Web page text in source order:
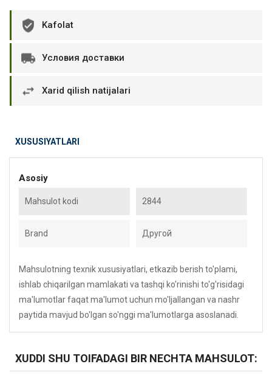
Kafolat
Условия доставки
Xarid qilish natijalari
XUSUSIYATLARI
Asosiy
Mahsulot kodi 2844
Brand Другой
Mahsulotning texnik xususiyatlari, etkazib berish to'plami,
ishlab chiqarilgan mamlakati va tashqi ko'rinishi to'g'risidagi
ma'lumotlar faqat ma'lumot uchun mo'ljallangan va nashr
paytida mavjud bo'lgan so'nggi ma'lumotlarga asoslanadi.
XUDDI SHU TOIFADAGI BIR NECHTA MAHSULOT: